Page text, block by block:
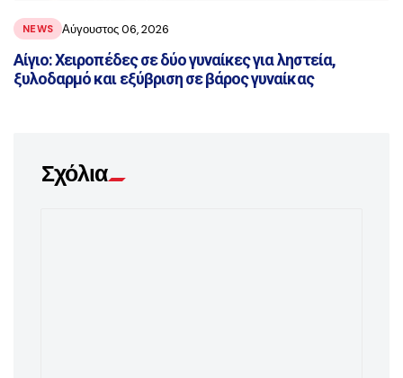
NEWS Αύγουστος 06, 2026
Αίγιο: Χειροπέδες σε δύο γυναίκες για ληστεία,
ξυλοδαρμό και εξύβριση σε βάρος γυναίκας
Σχόλια